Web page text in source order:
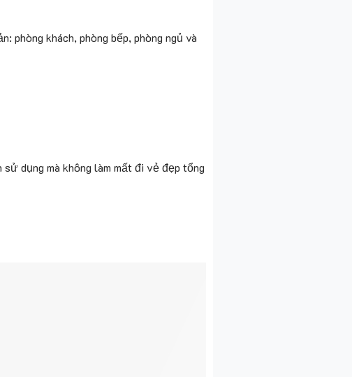
phòng khách, phòng bếp, phòng ngủ và
dụng mà không làm mất đi vẻ đẹp tổng